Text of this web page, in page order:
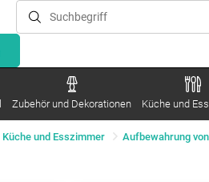
Zubehör und Dekorationen Küche und
Küche und Esszimmer Aufbewahrung